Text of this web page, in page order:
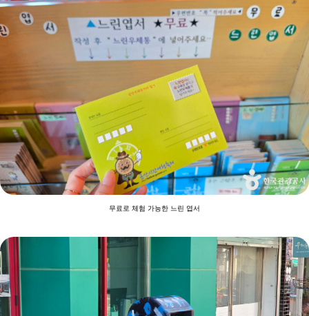
무료로 체험 가능한 느린 엽서